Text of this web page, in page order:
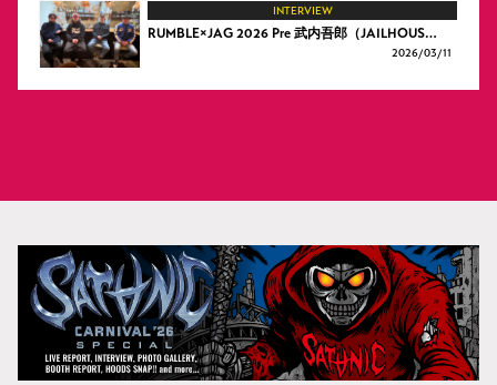
INTERVIEW
RUMBLE×JAG 2026 Pre 武内吾郎（JAILHOUS…
2026/03/11